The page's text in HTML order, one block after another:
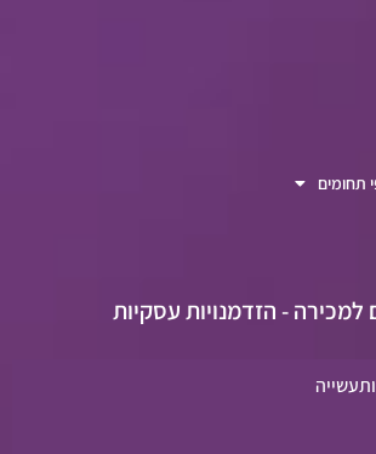
תחומים
למכירה - הזדמנויות עסקיות